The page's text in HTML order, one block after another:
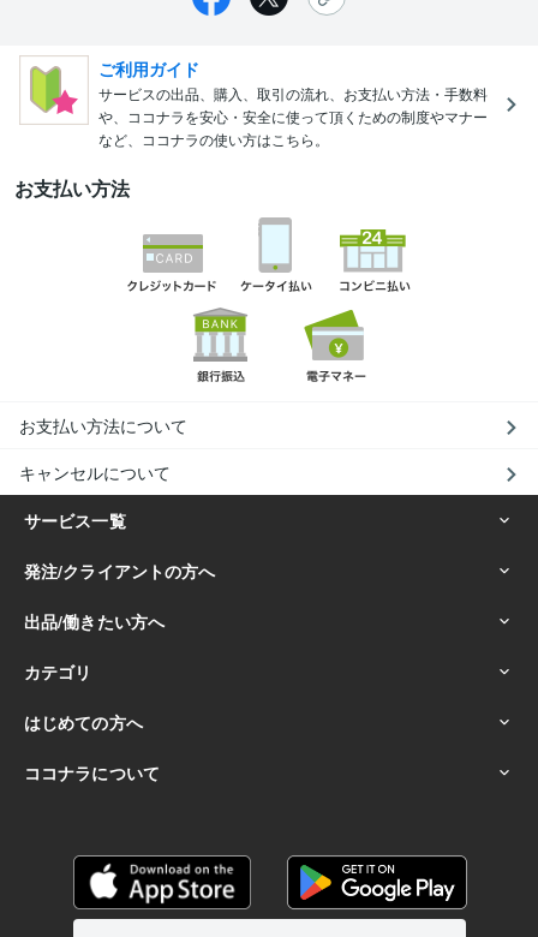
ご利用ガイド
サービスの出品、購入、取引の流れ、お支払い方法・手数料
や、ココナラを安心・安全に使って頂くための制度やマナー
など、ココナラの使い方はこちら。
お支払い方法
お支払い方法について
キャンセルについて